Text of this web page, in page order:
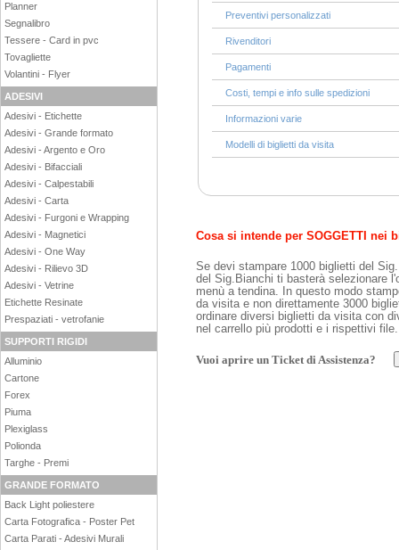
Planner
Segnalibro
Tessere - Card in pvc
Tovagliette
Volantini - Flyer
ADESIVI
Adesivi - Etichette
Adesivi - Grande formato
Adesivi - Argento e Oro
Adesivi - Bifacciali
Adesivi - Calpestabili
Adesivi - Carta
Adesivi - Furgoni e Wrapping
Adesivi - Magnetici
Adesivi - One Way
Adesivi - Rilievo 3D
Adesivi - Vetrine
Etichette Resinate
Prespaziati - vetrofanie
SUPPORTI RIGIDI
Alluminio
Cartone
Forex
Piuma
Plexiglass
Polionda
Targhe - Premi
GRANDE FORMATO
Back Light poliestere
Carta Fotografica - Poster Pet
Carta Parati - Adesivi Murali
Preventivi personalizzati
Rivenditori
Pagamenti
Costi, tempi e info sulle spedizioni
Informazioni varie
Modelli di biglietti da visita
Cosa si intende per SOGGETTI nei
Se devi stampare 1000 biglietti del
del Sig.Bianchi ti basterà selezionare
menù a tendina. In questo modo
da visita e non direttamente 3000
ordinare diversi biglietti da visita con
nel carrello più prodotti e i rispettivi file.
Vuoi aprire un Ticket di Assistenza?